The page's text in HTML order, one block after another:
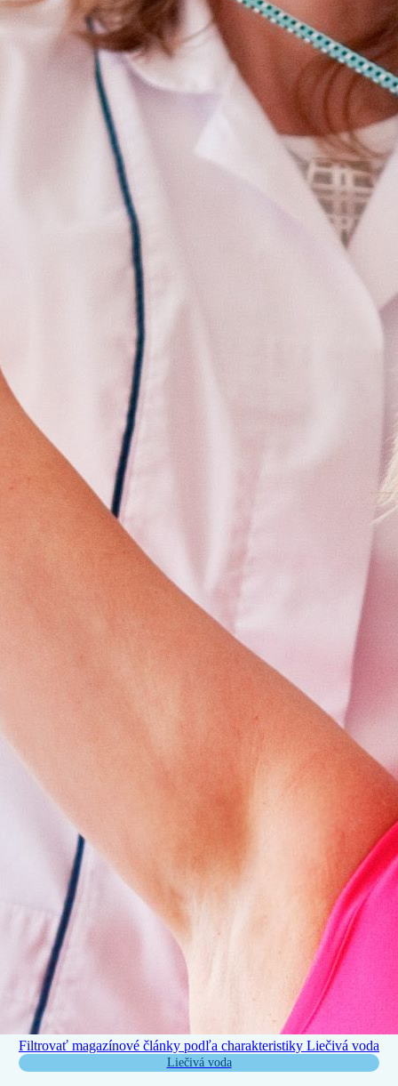
Filtrovať magazínové články podľa charakteristiky Liečivá voda
Liečivá voda